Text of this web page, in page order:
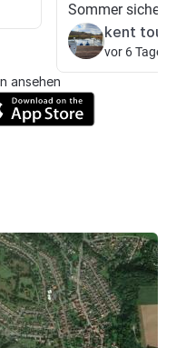
Sommer sicher
kent
vor 6 Tagen
ansehen